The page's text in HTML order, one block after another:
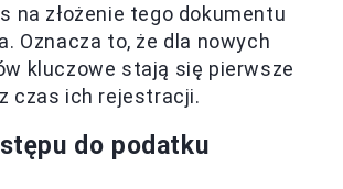
na złożenie tego dokumentu
Oznacza to, że dla nowych
kluczowe stają się pierwsze
czas ich rejestracji.
do podatku